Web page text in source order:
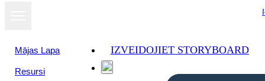
Mājas Lapa
Resursi
IZVEIDOJIET STORYBOARD